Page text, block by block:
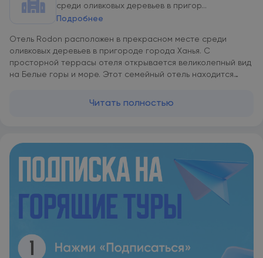
среди оливковых деревьев в пригор...
Подробнее
Отель Rodon расположен в прекрасном месте среди
оливковых деревьев в пригороде города Ханья. С
просторной террасы отеля открывается великолепный вид
на Белые горы и море. Этот семейный отель находится
проживание в тихом месте вдали от многочисленных
достаточно места для отдыха. Длинный открытый бассейн,
в котором можно замечательно освежиться, растянулся
перед зданием отеля. Солнечная терраса, где гости имеют
возможность расслабиться с любимым напитком и
полюбоваться видами города Ханья и моря, расположена
на крыше отеля Rodon. Во время пребывания в отеле
предлагаются бесплатный завтрак и бесплатная частная
с видом на территорию отеля можно прекрасно отдохнуть.
Отель Rodon удобно расположен всего в 7 км от залива
Читать полностью